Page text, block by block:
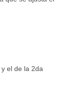
el de la 2da